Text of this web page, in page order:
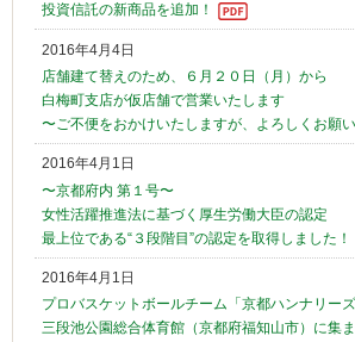
投資信託の新商品を追加！
2016年4月4日
店舗建て替えのため、６月２０日（月）から
白梅町支店が仮店舗で営業いたします
〜ご不便をおかけいたしますが、よろしくお願
2016年4月1日
〜京都府内 第１号〜
女性活躍推進法に基づく厚生労働大臣の認定
最上位である“３段階目”の認定を取得しました！
2016年4月1日
プロバスケットボールチーム「京都ハンナリー
三段池公園総合体育館（京都府福知山市）に集